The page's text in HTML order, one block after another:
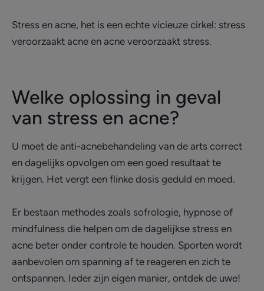
Stress en acne, het is een echte vicieuze cirkel: stress
veroorzaakt acne en acne veroorzaakt stress.
Welke oplossing in geval
van stress en acne?
U moet de anti-acnebehandeling van de arts correct
en dagelijks opvolgen om een goed resultaat te
krijgen. Het vergt een flinke dosis geduld en moed.
Er bestaan methodes zoals sofrologie, hypnose of
mindfulness die helpen om de dagelijkse stress en
acne beter onder controle te houden. Sporten wordt
aanbevolen om spanning af te reageren en zich te
ontspannen. Ieder zijn eigen manier, ontdek de uwe!